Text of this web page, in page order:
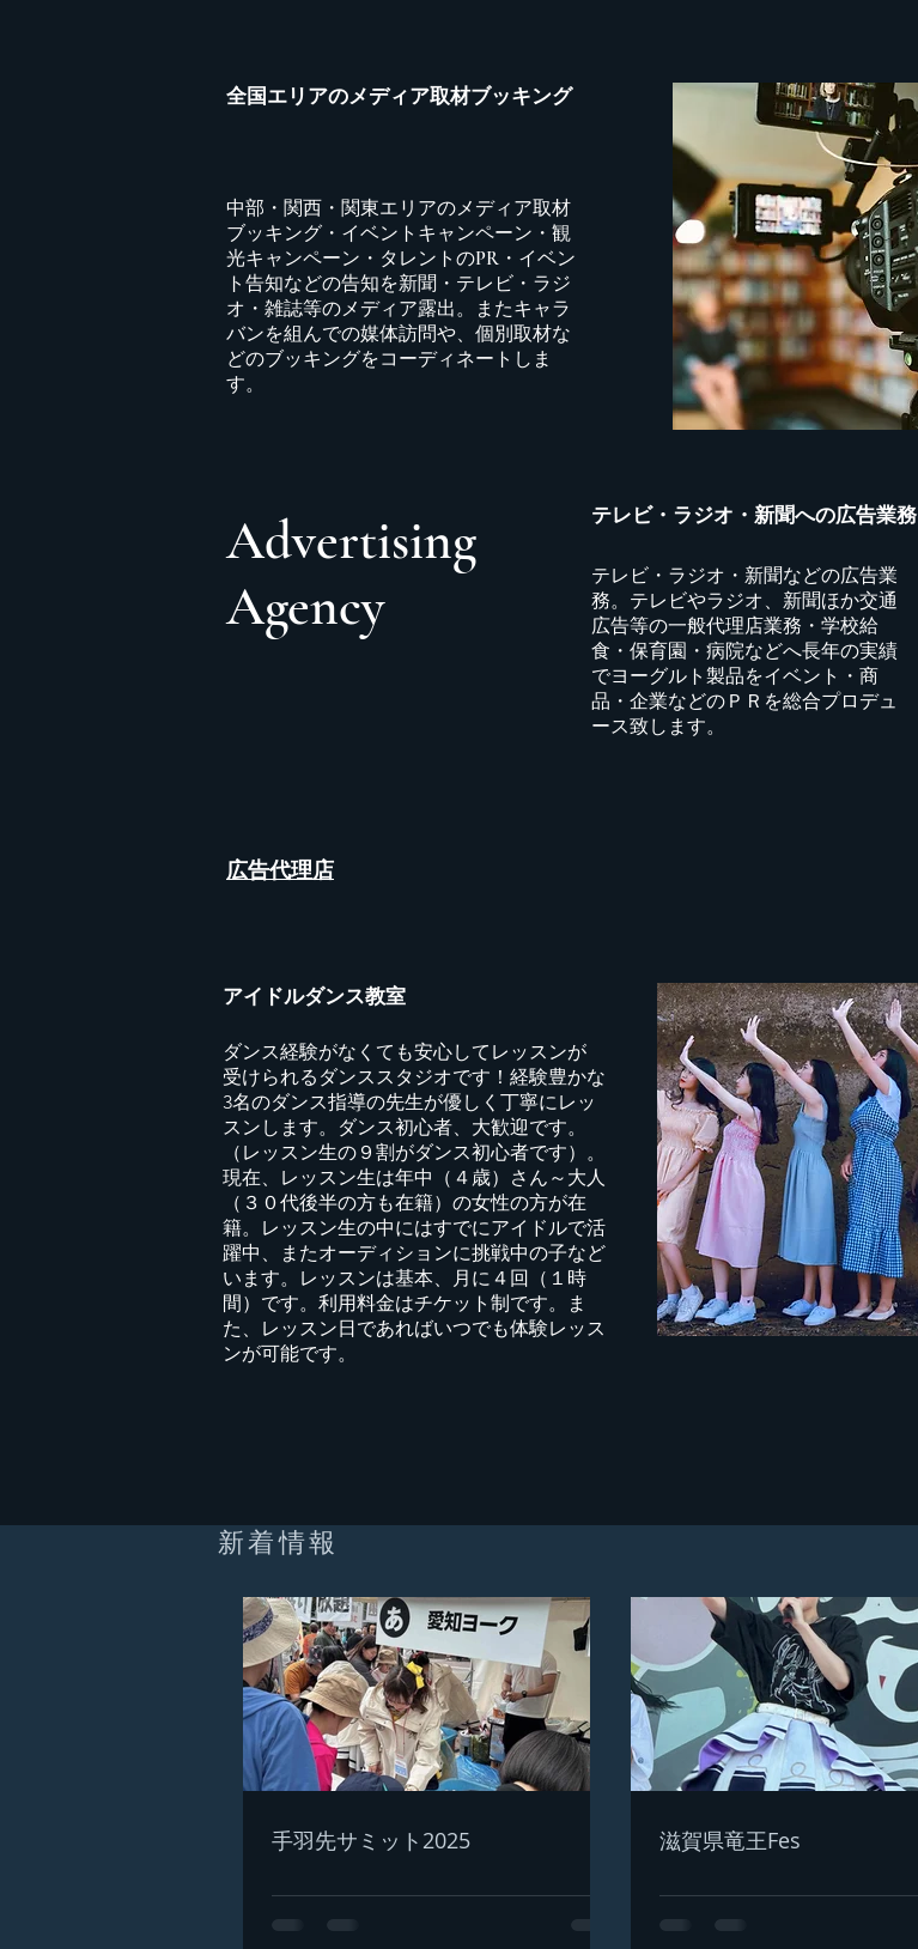
全国エリアのメディア取材ブッキング
中部・関西・関東エリアのメディア取材
ブッキング・イベントキャンペーン・観
光キャンペーン・タレントのPR・イベン
ト告知などの告知を新聞・テレビ・ラジ
オ・雑誌等のメディア露出。またキャラ
バンを組んでの媒体訪問や、個別取材な
どのブッキングをコーディネートしま
す。
Advertising
Agency
テレビ・ラジオ・新聞への広告業務
テレビ・ラジオ・新聞などの広告業
務。テレビやラジオ、新聞ほか交通
広告等の一般代理店業務・学校給
食・保育園・病院などへ長年の実績
でヨーグルト製品をイベント・商
品・企業などのＰＲを総合プロデュ
ース致します。
広告代理店
アイドルダンス教室
ダンス経験がなくても安心してレッスンが
受けられるダンススタジオです！経験豊かな
3名のダンス指導の先生が優しく丁寧にレッ
スンします。ダンス初心者、大歓迎です。
（レッスン生の９割がダンス初心者です）。
現在、レッスン生は年中（４歳）さん～大人
（３０代後半の方も在籍）の女性の方が在
籍。レッスン生の中にはすでにアイドルで活
躍中、またオーディションに挑戦中の子など
います。レッスンは基本、月に４回（１時
間）です。利用料金はチケット制です。ま
た、レッスン日であればいつでも体験レッス
ンが可能です。
新着情報
手羽先サミット2025 滋賀県竜王Fes